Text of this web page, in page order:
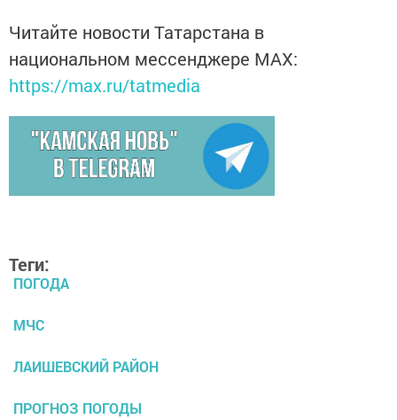
Читайте новости Татарстана в
национальном мессенджере MАХ:
https://max.ru/tatmedia
Теги:
ПОГОДА
МЧС
ЛАИШЕВСКИЙ РАЙОН
ПРОГНОЗ ПОГОДЫ